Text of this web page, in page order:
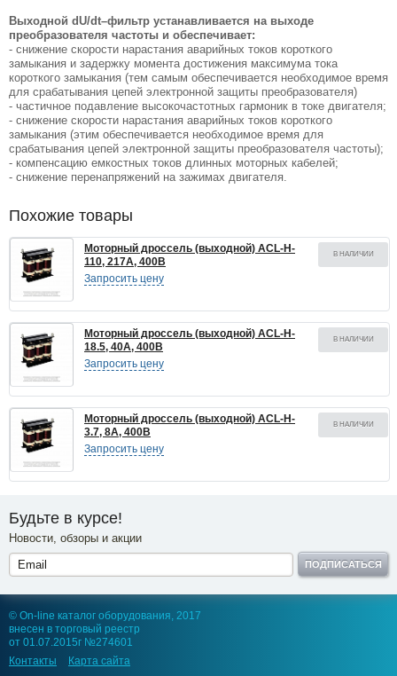
Выходной dU/dt–фильтр устанавливается на выходе
преобразователя частоты и обеспечивает:
- снижение скорости нарастания аварийных токов короткого
замыкания и задержку момента достижения максимума тока
короткого замыкания (тем самым обеспечивается необходимое время
для срабатывания цепей электронной защиты преобразователя)
- частичное подавление высокочастотных гармоник в токе двигателя;
- снижение скорости нарастания аварийных токов короткого
замыкания (этим обеспечивается необходимое время для
срабатывания цепей электронной защиты преобразователя частоты);
- компенсацию емкостных токов длинных моторных кабелей;
- снижение перенапряжений на зажимах двигателя.
Похожие товары
Моторный дроссель (выходной) ACL-H-
110, 217A, 400В
Запросить цену
В НАЛИЧИИ
Моторный дроссель (выходной) ACL-H-
18.5, 40A, 400В
Запросить цену
В НАЛИЧИИ
Моторный дроссель (выходной) ACL-H-
3.7, 8A, 400В
Запросить цену
В НАЛИЧИИ
Будьте в курсе!
Новости, обзоры и акции
ПОДПИСАТЬСЯ
© On-line каталог оборудования, 2017
внесен в торговый реестр
от 01.07.2015г №274601
Контакты
Карта сайта